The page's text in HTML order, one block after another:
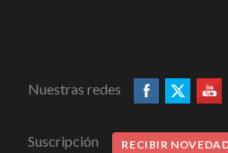
Nuestras redes
Suscripción RECIBIR